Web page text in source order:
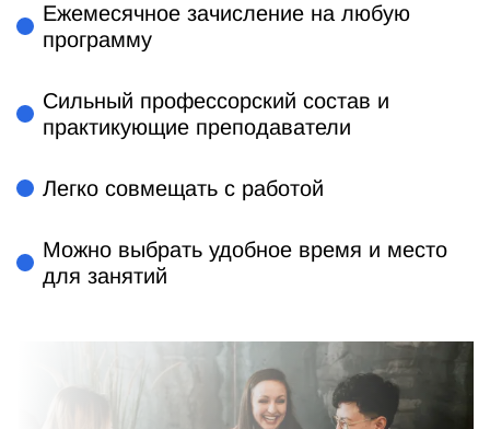
Ежемесячное зачисление на любую
программу
Сильный профессорский состав и
практикующие преподаватели
Легко совмещать с работой
Можно выбрать удобное время и место
для занятий